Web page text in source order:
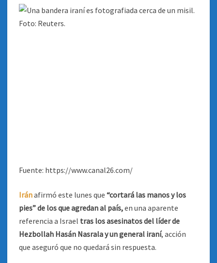
Fuente: https://www.canal26.com/
Iránafirmó este lunes que “cortará las manos y los
pies” de los que agredan al país,en una aparente
referencia a Israel tras los asesinatos del líder de
Hezbollah Hasán Nasrala y un general iraní, acción
que aseguró que no quedará sin respuesta.